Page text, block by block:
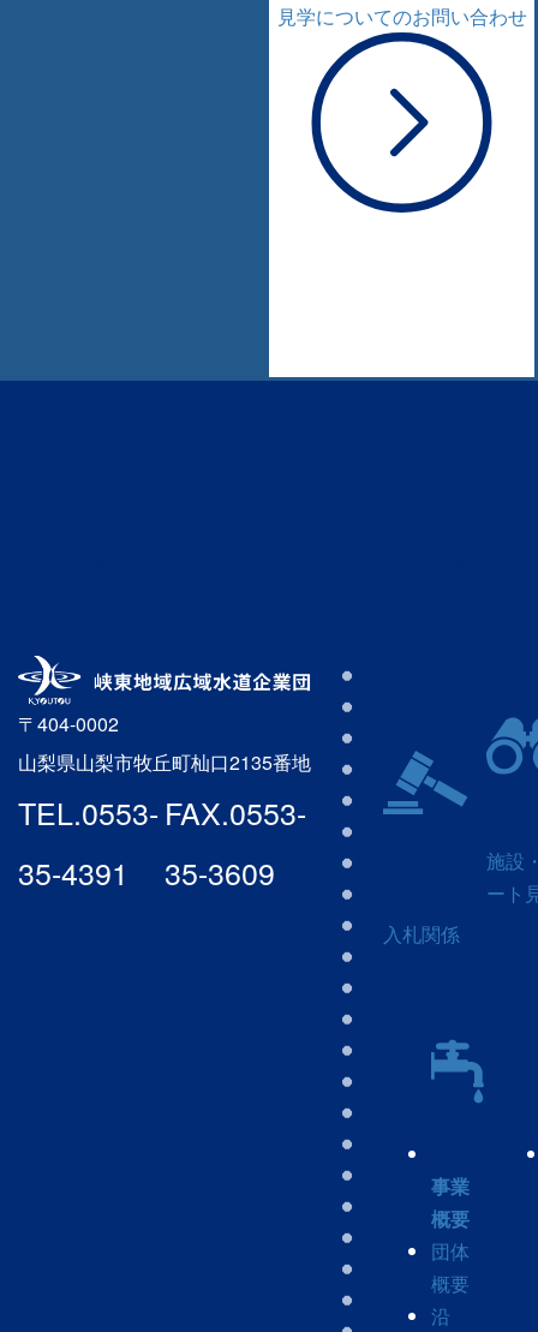
見学についてのお問い合わせ
〒404-0002
山梨県山梨市牧丘町杣口2135番地
TEL.0553-
35-4391
FAX.0553-
35-3609
入札関係
施設
ート
事業
概要
団体
概要
沿